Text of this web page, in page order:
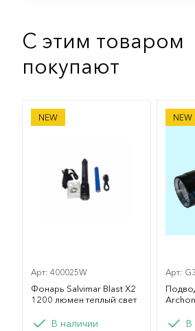
С этим товаром
покупают
NEW
Фонарь Salvimar Blast X2 1200
Арт: 400025W
Фонарь Salvimar Blast X2
1200 люмен теплый свет
ВариантВ наличии
NEW
Арт:
В